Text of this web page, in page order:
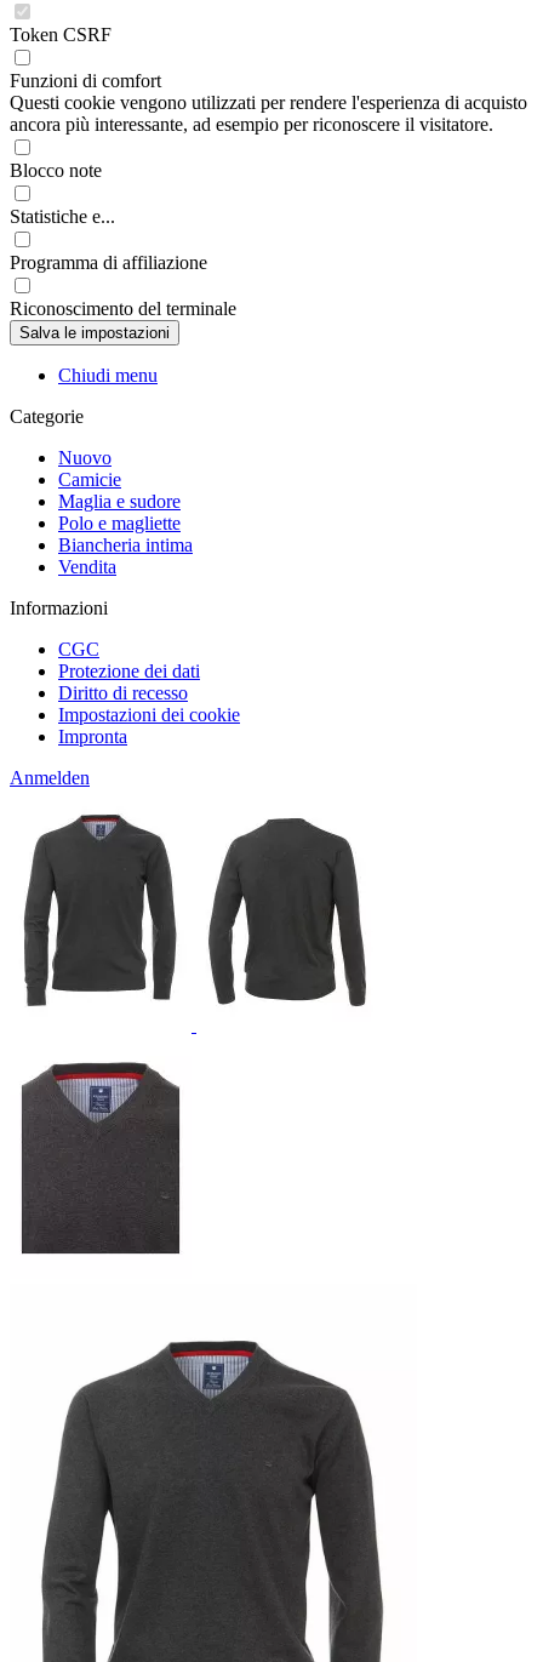
Token CSRF
Funzioni di comfort
Questi cookie vengono utilizzati per rendere l'esperienza di acquisto
ancora più interessante, ad esempio per riconoscere il visitatore.
Blocco note
Statistiche e...
Programma di affiliazione
Riconoscimento del terminale
Chiudi menu
Categorie
Nuovo
Camicie
Maglia e sudore
Polo e magliette
Biancheria intima
Vendita
Informazioni
CGC
Protezione dei dati
Diritto di recesso
Impostazioni dei cookie
Impronta
Anmelden